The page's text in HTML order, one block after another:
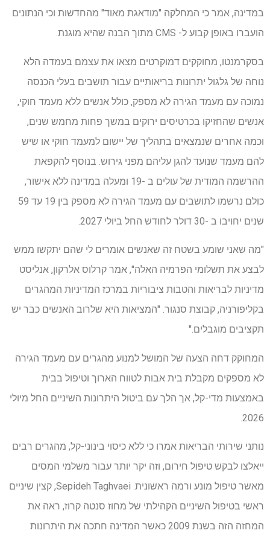
במדינה, אמר כי המחלקה "מודאגת מאוד" מהחדשות וכי הנתונים
הועברו באופן קבוע ל- CMS מתוך הבנה שהיא מוגנת.
בסקרמנטו, מחוקקים דמוקרטים מצאו את עצמם בעמדה הלא
נוחה של גלגול יתרונות בריאותיים עבור תושבים בעלי הכנסה
נמוכה עם מעמד הגירה לא מספק, כולל אנשים ללא מעמד חוקי,
אנשים שהחזיקו בכרטיסים ירוקים במשך פחות מחמש שנים,
וכמה אחרים שנמצאים בתהליך של יישום למעמד חוקי או שיש
להם מעמד שנועד להגן עליהם מפני גירוש. בנוסף להקפאת
ההרשמה המודית של עולים ב -19 ומעלה במדינה ללא אישור,
כולם נרשמו לתושבים עם מעמד הגירה לא מספק בין 19 עד 59
שנים יחויבו ב -30 דולר לחודש החל ביולי 2027.
"מה שאני שומע בשטח זה שאנשים אומרים לי שהם יתקשו ממש
לבצע את תשלומי הפרמיה האלה", אמר קרלוס אלרקון, אנליסט
מדיניות לבריאות והטבות ציבוריות במרכז המדיניות המהגרים
בקליפורניה, קבוצת סנגור. "המציאות היא שלרוב האנשים כבר יש
תקציבים מוגבלים."
המחוקק דחה הצעה של המושל למנוע מהגרים עם מעמד הגירה
לא מספקים מקבלת בית אבות לטווח הארוך וטיפול בבית
באמצעות מדי-קל, אך הלך עם ביטול היתרונות השיניים החל מיולי
2026.
נותני שירותי הבריאות אמרו כי ללא כיסוי בינוני-קל, מהגרים רבים
ייאלצו לבקש טיפול חירום, וזה יקר יותר עבור משלמי המסים
מאשר טיפול מונע ורמה ראשונית. Sepideh Taghvaei, קצין שיניים
ראשי בטיפול השיניים הקהילתי של מחוז סנטה קרוז, ראה את
המחזה הזה בשנת 2009 כאשר המדינה חתכה את היתרונות